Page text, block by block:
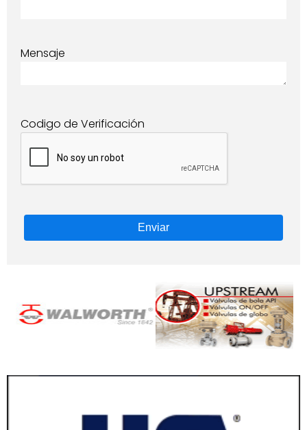
Mensaje
Codigo de Verificación
Enviar